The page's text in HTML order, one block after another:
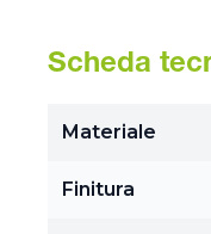
Scheda
Materiale
Finitura